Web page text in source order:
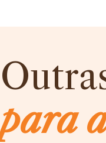
para